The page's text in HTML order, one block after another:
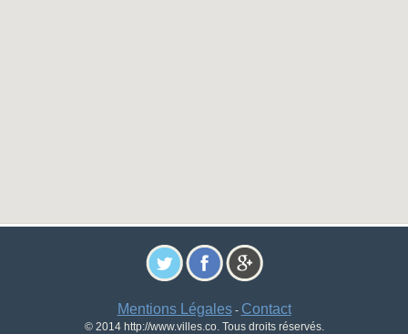
Mentions Légales- Contact
© 2014 http://www.villes.co. Tous droits réservés.